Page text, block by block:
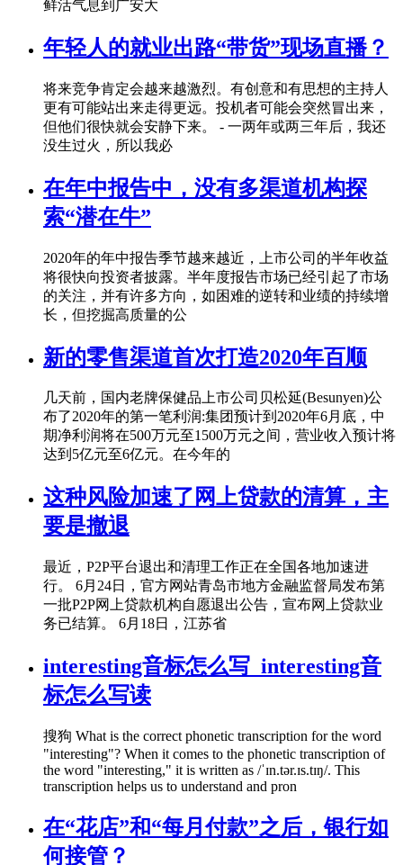
鲜活气息到广安大
年轻人的就业出路“带货”现场直播？
将来竞争肯定会越来越激烈。有创意和有思想的主持人
更有可能站出来走得更远。投机者可能会突然冒出来，
但他们很快就会安静下来。 - 一两年或两三年后，我还
没生过火，所以我必
在年中报告中，没有多渠道机构探
索“潜在牛”
2020年的年中报告季节越来越近，上市公司的半年收益
将很快向投资者披露。半年度报告市场已经引起了市场
的关注，并有许多方向，如困难的逆转和业绩的持续增
长，但挖掘高质量的公
新的零售渠道首次打造2020年百顺
几天前，国内老牌保健品上市公司贝松延(Besunyen)公
布了2020年的第一笔利润:集团预计到2020年6月底，中
期净利润将在500万元至1500万元之间，营业收入预计将
达到5亿元至6亿元。在今年的
这种风险加速了网上贷款的清算，主
要是撤退
最近，P2P平台退出和清理工作正在全国各地加速进
行。 6月24日，官方网站青岛市地方金融监督局发布第
一批P2P网上贷款机构自愿退出公告，宣布网上贷款业
务已结算。 6月18日，江苏省
interesting音标怎么写_interesting音
标怎么写读
搜狗 What is the correct phonetic transcription for the word
"interesting"? When it comes to the phonetic transcription of
the word "interesting," it is written as /ˈɪn.tər.ɪs.tɪŋ/. This
transcription helps us to understand and pron
在“花店”和“每月付款”之后，银行如
何接管？